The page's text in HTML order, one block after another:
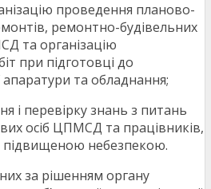
проведення планово-
ремонтно-будівельних
та організацію
при підготовці до
апаратури та обладнання;
і перевірку знань з питань
осіб ЦПМСД та працівників,
підвищеною небезпекою.
за рішенням органу